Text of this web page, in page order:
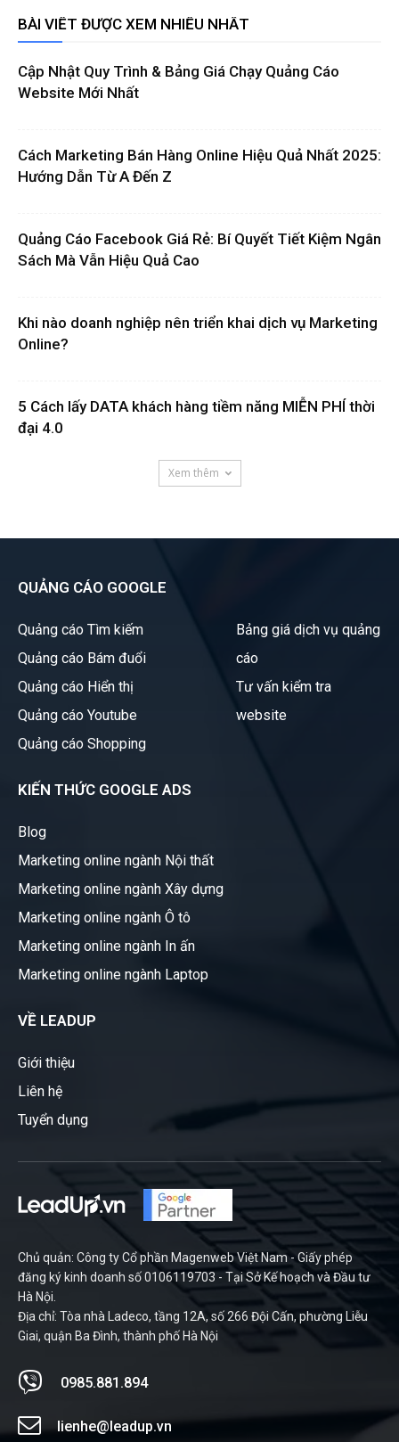
BÀI VIẾT ĐƯỢC XEM NHIỀU NHẤT
Cập Nhật Quy Trình & Bảng Giá Chạy Quảng Cáo
Website Mới Nhất
Cách Marketing Bán Hàng Online Hiệu Quả Nhất 2025:
Hướng Dẫn Từ A Đến Z
Quảng Cáo Facebook Giá Rẻ: Bí Quyết Tiết Kiệm Ngân
Sách Mà Vẫn Hiệu Quả Cao
Khi nào doanh nghiệp nên triển khai dịch vụ Marketing
Online?
5 Cách lấy DATA khách hàng tiềm năng MIỄN PHÍ thời
đại 4.0
Xem thêm
QUẢNG CÁO GOOGLE
Quảng cáo Tìm kiếm
Quảng cáo Bám đuổi
Quảng cáo Hiển thị
Quảng cáo Youtube
Quảng cáo Shopping
Bảng giá dịch vụ quảng
cáo
Tư vấn kiểm tra
website
KIẾN THỨC GOOGLE ADS
Blog
Marketing online ngành Nội thất
Marketing online ngành Xây dựng
Marketing online ngành Ô tô
Marketing online ngành In ấn
Marketing online ngành Laptop
VỀ LEADUP
Giới thiệu
Liên hệ
Tuyển dụng
Chủ quản: Công ty Cổ phần Magenweb Việt Nam - Giấy phép
đăng ký kinh doanh số 0106119703 - Tại Sở Kế hoạch và Đầu tư
Hà Nội.
Địa chỉ: Tòa nhà Ladeco, tầng 12A, số 266 Đội Cấn, phường Liễu
Giai, quận Ba Đình, thành phố Hà Nội
0985.881.894
lienhe@leadup.vn